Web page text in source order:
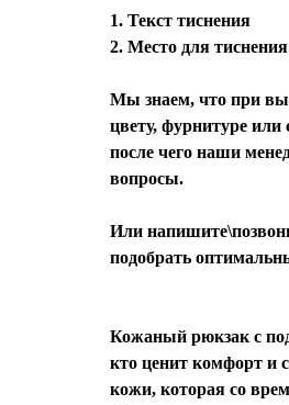
1. Текст тиснения
2. Место для тиснения
Мы знаем, что при
цвету, фурнитуре или
после чего наши
вопросы.
Или
подобрать
Кожаный рюкзак с
кто ценит комфорт и
кожи, которая со